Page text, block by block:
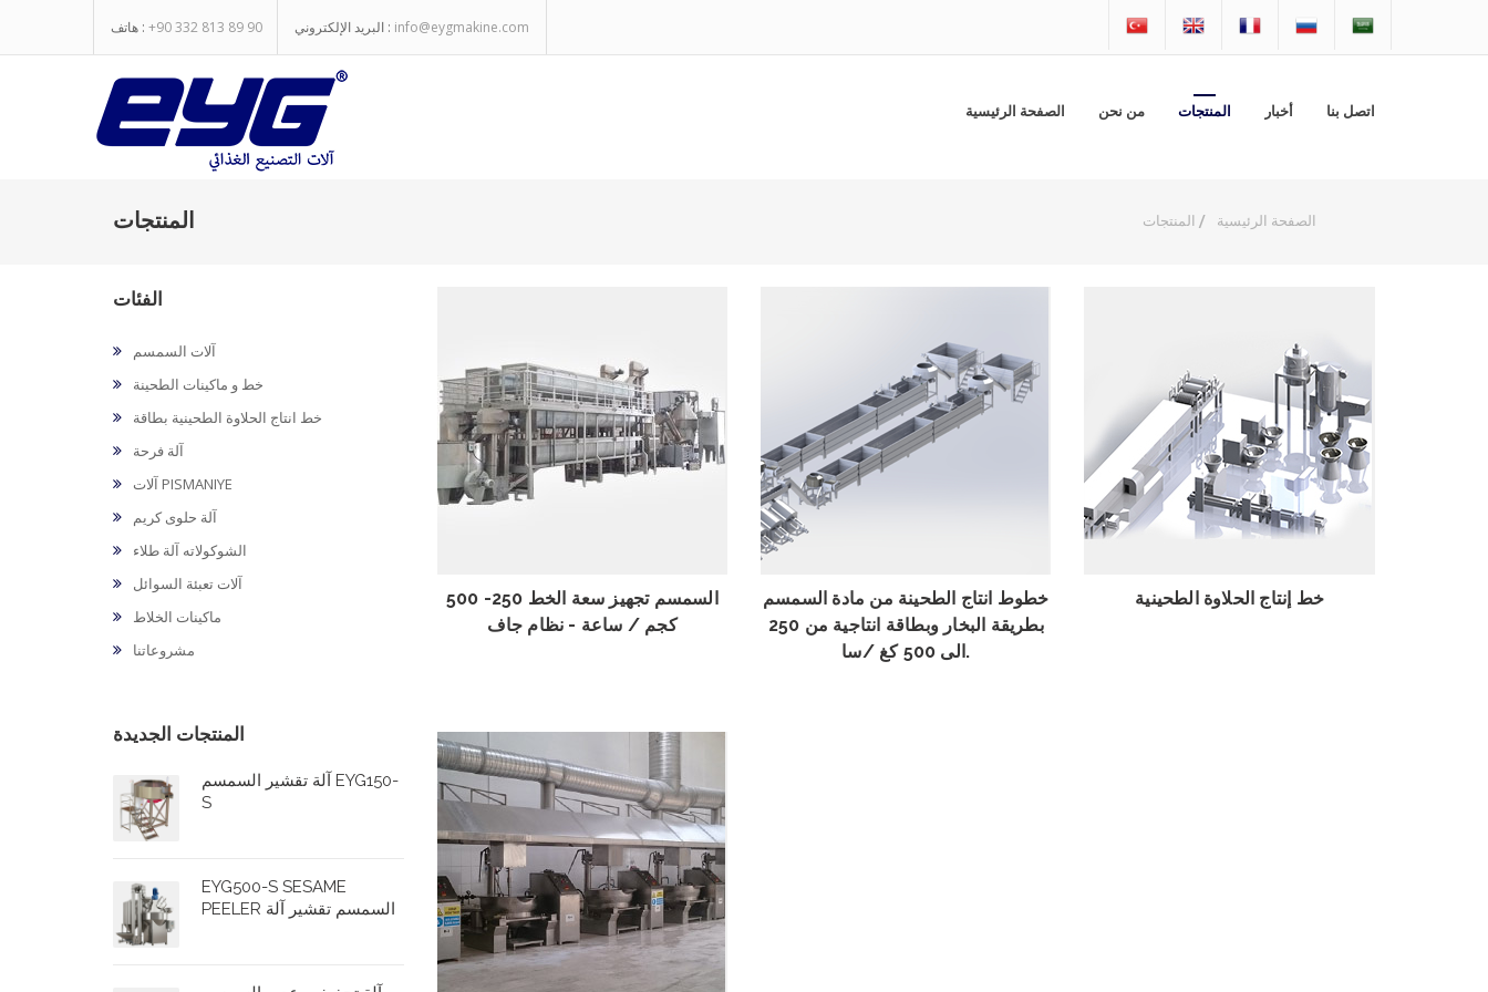
هاتف : +90 332 813 89 90 البريد الإلكتروني : info@eygmakine.com
الصفحة الرئيسية من نحن المنتجات أخبار اتصل بنا
المنتجات الصفحة الرئيسية / المنتجات
الفئات
آلات السمسم
خط و ماكينات الطحينة
خط انتاج الحلاوة الطحينية بطاقة
آلة فرحة
آلات PISMANIYE
آلة حلوى كريم
الشوكولاته آلة طلاء
آلات تعبئة السوائل
ماكينات الخلاط
مشروعاتنا
المنتجات الجديدة
آلة تقشير السمسم EYG150-
S
EYG500-S SESAME
PEELER السمسم تقشير آلة
السمسم تجهيز سعة الخط 250- 500
كجم / ساعة - نظام جاف
خطوط انتاج الطحينة من مادة السمسم
بطريقة البخار وبطاقة انتاجية من 250
الى 500 كغ /سا.
استعراض
خط إنتاج الحلاوة الطحينية
استعراض